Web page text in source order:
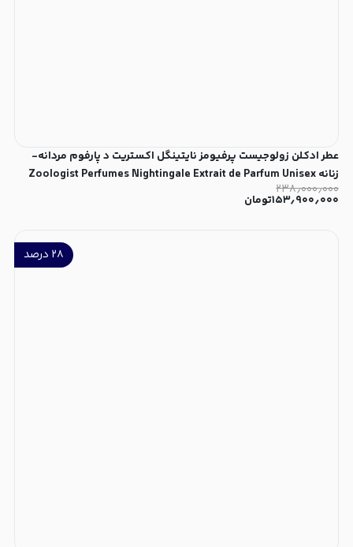
عطر ادکلن زولوجیست پرفیومز نایتینگل اکستریت د پارفوم مردانه-
زنانه Zoologist Perfumes Nightingale Extrait de Parfum Unisex
۲۳۸٫۰۰۰٫۰۰۰
۱۵۳٫۹۰۰٫۰۰۰تومان
۲۸ درصد